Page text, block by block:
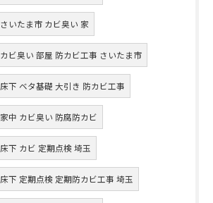
さいたま市 カビ臭い 家
カビ臭い 部屋 防カビ工事 さいたま市
床下 ベタ基礎 大引き 防カビ工事
家中 カビ臭い 防腐防カビ
床下 カビ 定期点検 埼玉
床下 定期点検 定期防カビ工事 埼玉